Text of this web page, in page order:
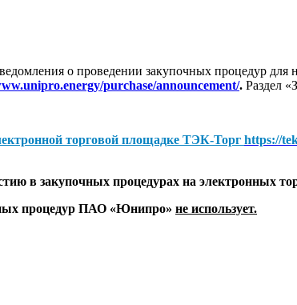
о проведении закупочных процедур
purchase/announcement/. Раздел
торговой площадке ТЭК-Торг https://
в закупочных процедурах на электронных
процедур ПАО «Юнипро» не использует.